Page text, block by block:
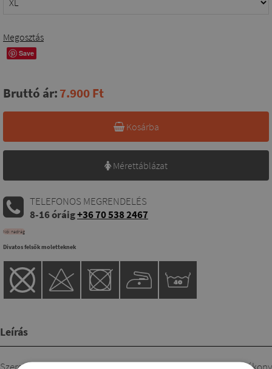
Megosztás
Save
Bruttó ár:7.900 Ft
Kosárba
Mérettáblázat
TELEFONOS MEGRENDELÉS
8-16 óráig+36 70 538 2467
Női nadrág
Divatos felsők moletteknek
Leírás